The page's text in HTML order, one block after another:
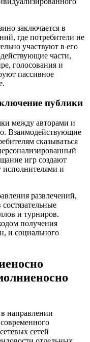
заключается в
где потребители не
участвуют в его
части,
голосования и
пассивное
публики
между авторами и
Взаимодействующие
сказываться
игр создают
исполнителями и
развлечений,
и турниров.
получения
и социального
направлении
сетей